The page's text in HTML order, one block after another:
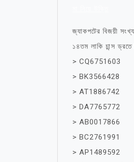
জ্যাকপটের বিজয়ী
১৪তম লাকি চান্স ড্রতে
> CQ6751603
> BK3566428
> AT1886742
> DA7765772
> AB0017866
> BC2761991
> AP1489592